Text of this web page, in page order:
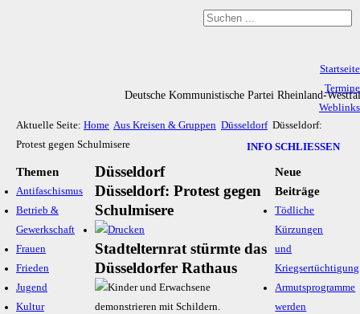
Deutsche Kommunistische Partei Rheinland-
Startseite
Termine
Weblinks
Impressum & Datenschutz
Aktuelle Seite: Home Aus Kreisen & Gruppen Düsseldorf Düsseldorf:
Protest gegen Schulmisere
Themen
Antifaschismus
Betrieb &
Gewerkschaft
Frauen
Frieden
Jugend
Kultur
Düsseldorf
Düsseldorf: Protest gegen
Schulmisere
Stadtelternrat stürmte das
Düsseldorfer Rathaus
INFO SCHLIESSEN
Neue
Beiträge
Tödliche
Kürzungen
und
Kriegsertüchtigung
Armutsprogramme
werden